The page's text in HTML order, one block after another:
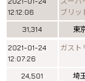
12:12:06
ブリッ
31,314 東
2021-01-24
12:07:26
ガスト
24,501 埼